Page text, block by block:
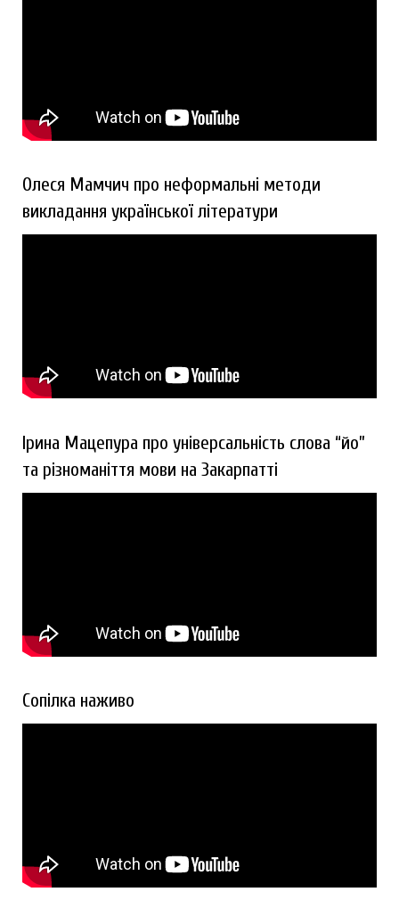
Олеся Мамчич про неформальні методи
викладання української літератури
Ірина Мацепура про універсальність слова “йо”
та різноманіття мови на Закарпатті
Сопілка наживо